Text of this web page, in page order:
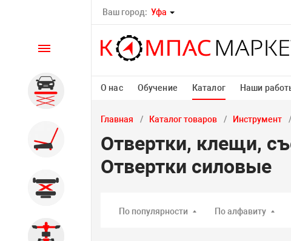
Ваш город: Уфа
О нас Обучение Каталог Наши
Каталог
Автомобильные подъемники
оборудование
Главная Каталог товаров Инструмент
Отвертки, клещи,
Отвертки силовые
По популярности По алфавиту